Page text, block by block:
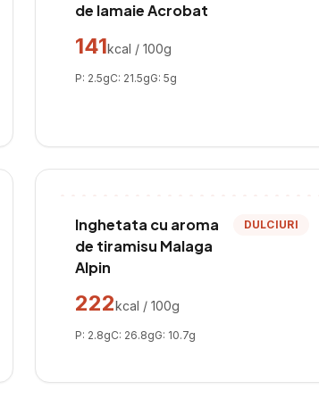
de lamaie Acrobat
141kcal / 100g
P: 2.5gC: 21.5gG: 5g
Inghetata cu aroma
de tiramisu Malaga
Alpin
DULCIURI
222kcal / 100g
P: 2.8gC: 26.8gG: 10.7g